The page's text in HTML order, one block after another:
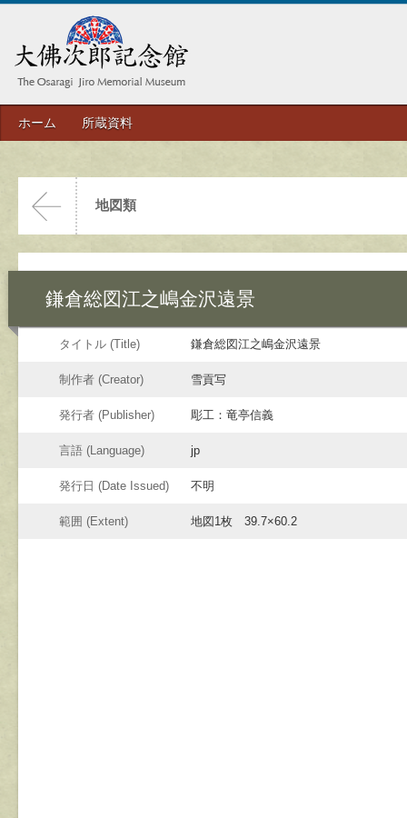
ホーム 所蔵資料
地図類
鎌倉総図江之嶋金沢遠景
タイトル (Title) 鎌倉総図江之嶋金沢遠景
制作者 (Creator) 雪貢写
発行者 (Publisher) 彫工：竜亭信義
言語 (Language) jp
発行日 (Date Issued) 不明
範囲 (Extent) 地図1枚 39.7×60.2